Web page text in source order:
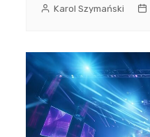
Karol Szymański